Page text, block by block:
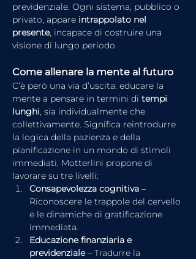
previdenziale. Ogni sistema, pubblico o
privato, appare intrappolato nel
presente, incapace di costruire una
visione di lungo periodo.
Come allenare la mente al futuro
C’è però una via d’uscita: educare la
mente a pensare in termini di tempi
lunghi , sia individualmente che
collettivamente. Significa reintrodurre
la logica della pazienza e della
pianificazione in un mondo di stimoli
immediati. Motterlini propone di
lavorare su tre livelli:
Consapevolezza cognitiva –
Riconoscere le trappole del cervello
e le dinamiche di gratificazione
immediata.
Educazione finanziaria e
previdenziale – Tradurre la